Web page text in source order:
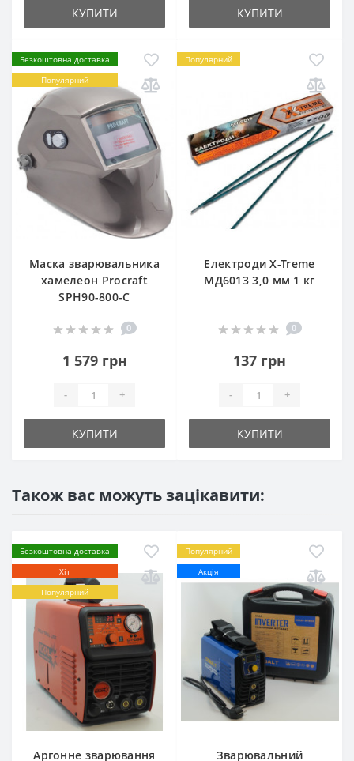
КУПИТИ КУПИТИ
Безкоштовна доставка
Популярний
Маска зварювальника
хамелеон Procraft
SPH90-800-C
0
1 579 грн
- +
КУПИТИ
Популярний
Електроди X-Treme
МД6013 3,0 мм 1 кг
0
137 грн
- +
КУПИТИ
Також вас можуть зацікавити:
Безкоштовна доставка
Хіт
Популярний
Аргонне зварювання
Популярний
Акція
Зварювальний